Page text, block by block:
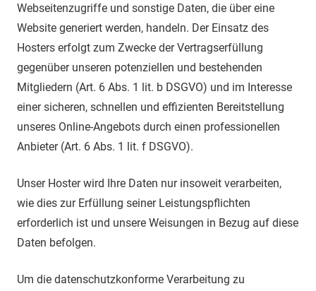
Webseitenzugriffe und sonstige Daten, die über eine
Website generiert werden, handeln. Der Einsatz des
Hosters erfolgt zum Zwecke der Vertragserfüllung
gegenüber unseren potenziellen und bestehenden
Mitgliedern (Art. 6 Abs. 1 lit. b DSGVO) und im Interesse
einer sicheren, schnellen und effizienten Bereitstellung
unseres Online-Angebots durch einen professionellen
Anbieter (Art. 6 Abs. 1 lit. f DSGVO).
Unser Hoster wird Ihre Daten nur insoweit verarbeiten,
wie dies zur Erfüllung seiner Leistungspflichten
erforderlich ist und unsere Weisungen in Bezug auf diese
Daten befolgen.
Um die datenschutzkonforme Verarbeitung zu